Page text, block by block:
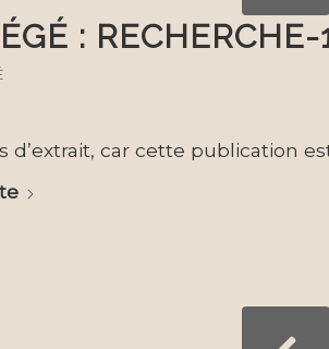
: RECHERCHE-
d’extrait, car cette publication